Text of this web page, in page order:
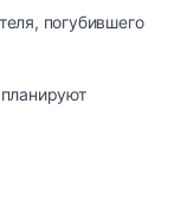
погубившего